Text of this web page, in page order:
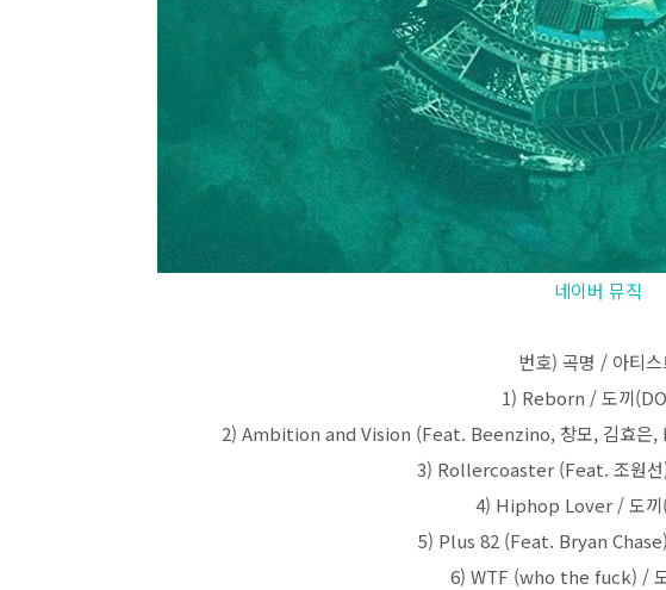
네이버 뮤직
번호) 곡명 / 아티스
1) Reborn / 도끼
2) Ambition and Vision (Feat. Beenzino, 창모, 김효은
3) Rollercoaster (Feat. 조원선
4) Hiphop Lover / 도끼
5) Plus 82 (Feat. Bryan
6) WTF (who the fuck) /